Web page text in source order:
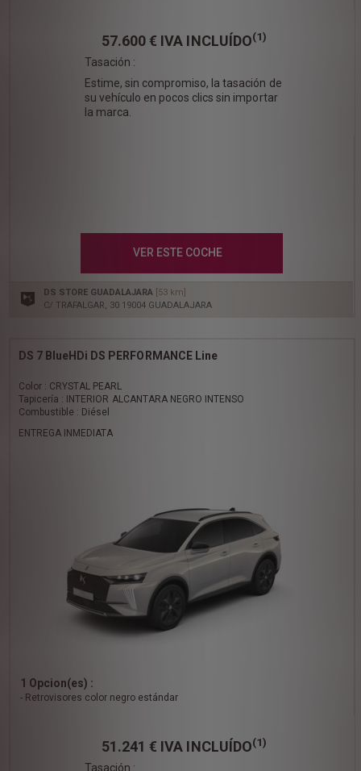
57.600 € IVA INCLUÍDO(1)
Tasación :
Estime, sin compromiso, la tasación de
su vehículo en pocos clics sin importar
la marca.
VER ESTE COCHE
DS STORE GUADALAJARA [53 km]
C/ TRAFALGAR, 30 19004 GUADALAJARA
DS 7 BlueHDi DS PERFORMANCE Line
Color : CRYSTAL PEARL
Tapicería : INTERIOR ALCANTARA NEGRO INTENSO
Combustible : Diésel
ENTREGA INMEDIATA
1 Opcion(es) :
- Retrovisores color negro estándar
51.241 € IVA INCLUÍDO(1)
Tasación :